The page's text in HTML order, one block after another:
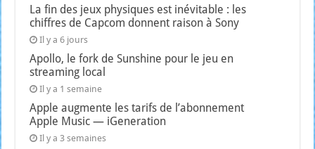
La fin des jeux physiques est inévitable : les
chiffres de Capcom donnent raison à Sony
Il y a 6 jours
Apollo, le fork de Sunshine pour le jeu en
streaming local
Il y a 1 semaine
Apple augmente les tarifs de l’abonnement
Apple Music — iGeneration
Il y a 3 semaines